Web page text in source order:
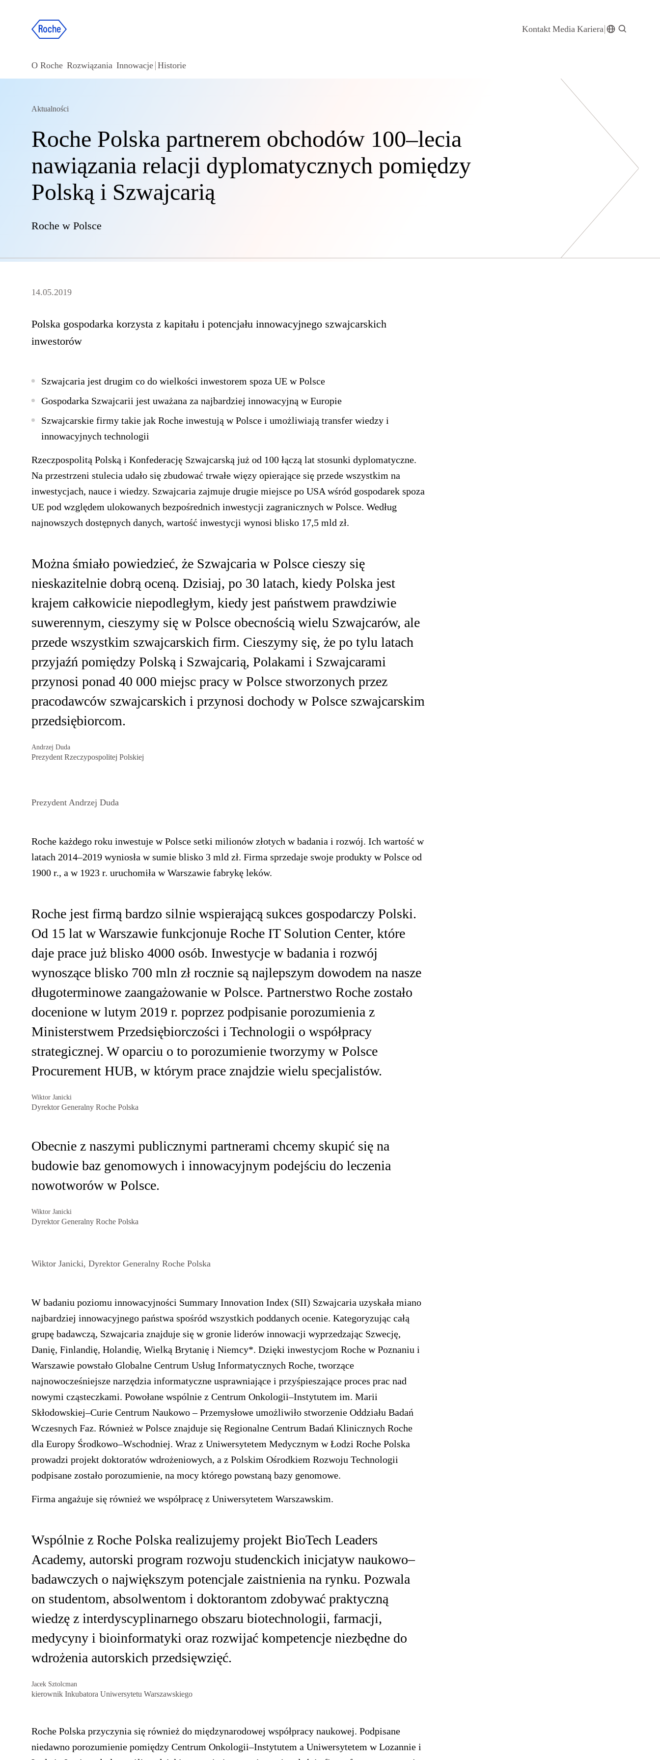
Kontakt Media Kariera
O Roche Rozwiązania Innowacje Historie
Aktualności
Roche Polska partnerem obchodów 100–lecia
nawiązania relacji dyplomatycznych pomiędzy
Polską i Szwajcarią
Roche w Polsce
14.05.2019
Polska gospodarka korzysta z kapitału i potencjału innowacyjnego szwajcarskich
inwestorów
Szwajcaria jest drugim co do wielkości inwestorem spoza UE w Polsce
Gospodarka Szwajcarii jest uważana za najbardziej innowacyjną w Europie
Szwajcarskie firmy takie jak Roche inwestują w Polsce i umożliwiają transfer wiedzy i
innowacyjnych technologii
Rzeczpospolitą Polską i Konfederację Szwajcarską już od 100 łączą lat stosunki dyplomatyczne.
Na przestrzeni stulecia udało się zbudować trwałe więzy opierające się przede wszystkim na
inwestycjach, nauce i wiedzy. Szwajcaria zajmuje drugie miejsce po USA wśród gospodarek spoza
UE pod względem ulokowanych bezpośrednich inwestycji zagranicznych w Polsce. Według
najnowszych dostępnych danych, wartość inwestycji wynosi blisko 17,5 mld zł.
Można śmiało powiedzieć, że Szwajcaria w Polsce cieszy się
nieskazitelnie dobrą oceną. Dzisiaj, po 30 latach, kiedy Polska jest
krajem całkowicie niepodległym, kiedy jest państwem prawdziwie
suwerennym, cieszymy się w Polsce obecnością wielu Szwajcarów, ale
przede wszystkim szwajcarskich firm. Cieszymy się, że po tylu latach
przyjaźń pomiędzy Polską i Szwajcarią, Polakami i Szwajcarami
przynosi ponad 40 000 miejsc pracy w Polsce stworzonych przez
pracodawców szwajcarskich i przynosi dochody w Polsce szwajcarskim
przedsiębiorcom.
Andrzej Duda
Prezydent Rzeczypospolitej Polskiej
Prezydent Andrzej Duda
Roche każdego roku inwestuje w Polsce setki milionów złotych w badania i rozwój. Ich wartość w
latach 2014–2019 wyniosła w sumie blisko 3 mld zł. Firma sprzedaje swoje produkty w Polsce od
1900 r., a w 1923 r. uruchomiła w Warszawie fabrykę leków.
Roche jest firmą bardzo silnie wspierającą sukces gospodarczy Polski.
Od 15 lat w Warszawie funkcjonuje Roche IT Solution Center, które
daje prace już blisko 4000 osób. Inwestycje w badania i rozwój
wynoszące blisko 700 mln zł rocznie są najlepszym dowodem na nasze
długoterminowe zaangażowanie w Polsce. Partnerstwo Roche zostało
docenione w lutym 2019 r. poprzez podpisanie porozumienia z
Ministerstwem Przedsiębiorczości i Technologii o współpracy
strategicznej. W oparciu o to porozumienie tworzymy w Polsce
Procurement HUB, w którym prace znajdzie wielu specjalistów.
Wiktor Janicki
Dyrektor Generalny Roche Polska
Obecnie z naszymi publicznymi partnerami chcemy skupić się na
budowie baz genomowych i innowacyjnym podejściu do leczenia
nowotworów w Polsce.
Wiktor Janicki
Dyrektor Generalny Roche Polska
Wiktor Janicki, Dyrektor Generalny Roche Polska
W badaniu poziomu innowacyjności Summary Innovation Index (SII) Szwajcaria uzyskała miano
najbardziej innowacyjnego państwa spośród wszystkich poddanych ocenie. Kategoryzując całą
grupę badawczą, Szwajcaria znajduje się w gronie liderów innowacji wyprzedzając Szwecję,
Danię, Finlandię, Holandię, Wielką Brytanię i Niemcy*. Dzięki inwestycjom Roche w Poznaniu i
Warszawie powstało Globalne Centrum Usług Informatycznych Roche, tworzące
najnowocześniejsze narzędzia informatyczne usprawniające i przyśpieszające proces prac nad
nowymi cząsteczkami. Powołane wspólnie z Centrum Onkologii–Instytutem im. Marii
Skłodowskiej–Curie Centrum Naukowo – Przemysłowe umożliwiło stworzenie Oddziału Badań
Wczesnych Faz. Również w Polsce znajduje się Regionalne Centrum Badań Klinicznych Roche
dla Europy Środkowo–Wschodniej. Wraz z Uniwersytetem Medycznym w Łodzi Roche Polska
prowadzi projekt doktoratów wdrożeniowych, a z Polskim Ośrodkiem Rozwoju Technologii
podpisane zostało porozumienie, na mocy którego powstaną bazy genomowe.
Firma angażuje się również we współpracę z Uniwersytetem Warszawskim.
Wspólnie z Roche Polska realizujemy projekt BioTech Leaders
Academy, autorski program rozwoju studenckich inicjatyw naukowo–
badawczych o największym potencjale zaistnienia na rynku. Pozwala
on studentom, absolwentom i doktorantom zdobywać praktyczną
wiedzę z interdyscyplinarnego obszaru biotechnologii, farmacji,
medycyny i bioinformatyki oraz rozwijać kompetencje niezbędne do
wdrożenia autorskich przedsięwzięć.
Jacek Sztolcman
kierownik Inkubatora Uniwersytetu Warszawskiego
Roche Polska przyczynia się również do międzynarodowej współpracy naukowej. Podpisane
niedawno porozumienie pomiędzy Centrum Onkologii–Instytutem a Uniwersytetem w Lozannie i